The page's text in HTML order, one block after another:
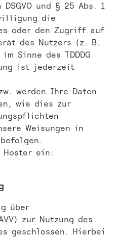
und § 25 Abs. 1
die
oder den Zugriff auf
des Nutzers (z. B.
Sinne des TDDDG
ist jederzeit
werden Ihre Daten
wie dies zur
Weisungen in
Hoster ein:
über
zur Nutzung des
geschlossen. Hierbei